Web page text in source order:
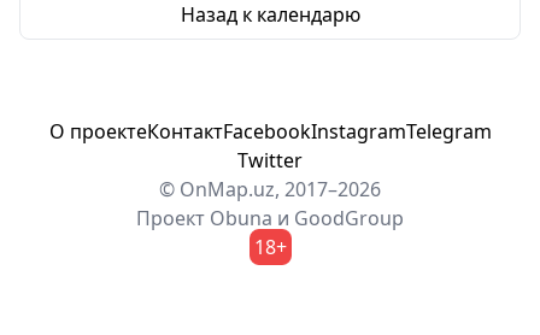
Назад к календарю
О проектеКонтактFacebookInstagramTelegram
Twitter
© OnMap.uz, 2017–2026
Проект Obuna и GoodGroup
18+